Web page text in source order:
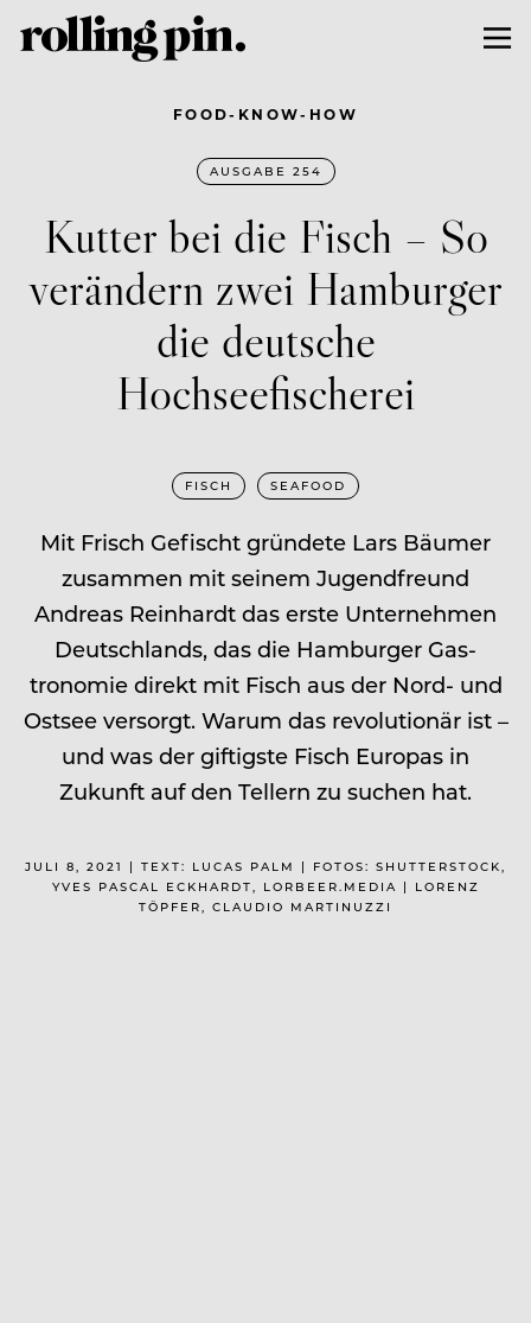
FOOD-KNOW-HOW
AUSGABE 254
Kutter bei die Fisch – So
verändern zwei Hamburger
die deutsche
Hochseefischerei
FISCH SEAFOOD
Mit Frisch Gefischt gründete Lars Bäumer
zusammen mit seinem Jugendfreund
Andreas Reinhardt das erste Unternehmen
Deutschlands, das die Hamburger Gas­
tronomie direkt mit Fisch aus der Nord- und
Ostsee versorgt. Warum das revolutionär ist –
und was der giftigste Fisch Europas in
Zukunft auf den Tellern zu suchen hat.
JULI 8, 2021 | TEXT: LUCAS PALM | FOTOS: SHUTTERSTOCK,
YVES PASCAL ECKHARDT, LORBEER.MEDIA | LORENZ
TÖPFER, CLAUDIO MARTINUZZI